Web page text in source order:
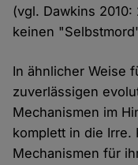
(vgl. Dawkins
keinen
In ähnlicher Weise
zuverlässigen
Mechanismen im
komplett in die Irre.
Mechanismen für